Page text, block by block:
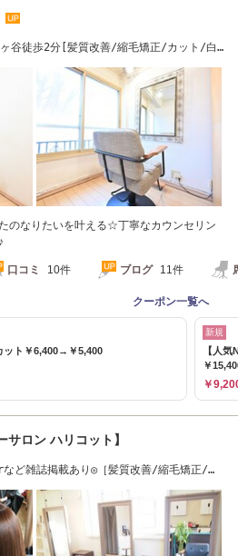
谷徒歩2分[髪質改善/縮毛矯正/カット/白
のなりたいを叶える☆丁寧なカウンセリン
口コミ 10件 ブログ 11件
クーポン一覧へ
ット￥6,400→￥5,400
新規
【人
￥
￥
ロン ハリコット】
ど雑誌掲載あり◎［髪質改善/縮毛矯正/ト